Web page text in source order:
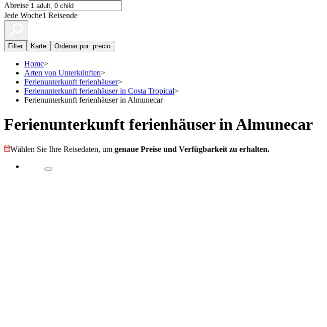
Abreise
Jede Woche1 Reisende
Filter Karte Ordenar por: precio
Home>
Arten von Unterkünften>
Ferienunterkunft ferienhäuser>
Ferienunterkunft ferienhäuser in Costa Tropical>
Ferienunterkunft ferienhäuser in Almunecar
Ferienunterkunft ferienhäuser in Almunecar
Wählen Sie Ihre Reisedaten, um genaue Preise und Verfügbarkeit zu erhalten.